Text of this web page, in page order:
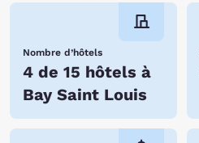
Nombre d’hôtels
4 de 15 hôtels à
Bay Saint Louis